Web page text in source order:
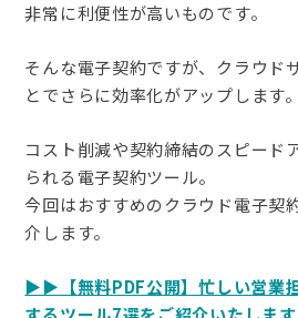
非常に利便性が高いものです。
そんな電子契約ですが、クラウド
とでさらに効率化がアップします。
コスト削減や契約締結のスピード
られる電子契約ツール。
今回はおすすめのクラウド電子契
介します。
▶︎▶︎【無料PDF公開】忙しい営業